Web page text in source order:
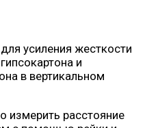
усиления жесткости
и
в вертикальном
измерить расстояние